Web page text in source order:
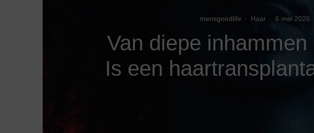
mensgoodlife · Haar · 6 mei 2026
Van diepe
Is een